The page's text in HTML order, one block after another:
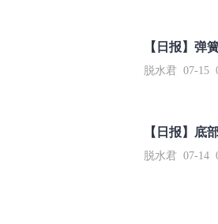
【日报】弹
脱水君 07-15
【日报】底
脱水君 07-14